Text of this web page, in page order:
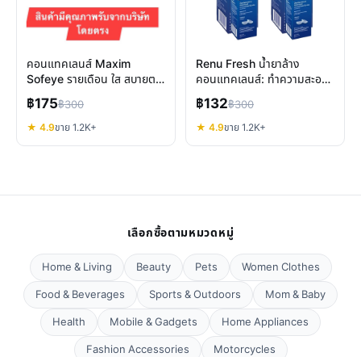
คอนแทคเลนส์ Maxim
Sofeye รายเดือน ใส สบายตา
ปกป้อง UV แสงสีฟ้า
฿175฿300
★ 4.9ขาย 1.2K+
Renu Fresh น้ำยาล้าง
คอนแทคเลนส์: ทำความสะอาด
ล้ำลึก สบายตาเหมือนใหม่
฿132฿300
★ 4.9ขาย 1.2K+
เลือกซื้อตามหมวดหมู่
Home & Living Beauty Pets
Women Clothes
Food & Beverages
Sports & Outdoors
Mom & Baby
Health
Mobile & Gadgets
Home Appliances
Fashion Accessories
Motorcycles